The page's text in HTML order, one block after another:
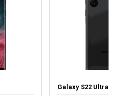
Galaxy S22 Ultra